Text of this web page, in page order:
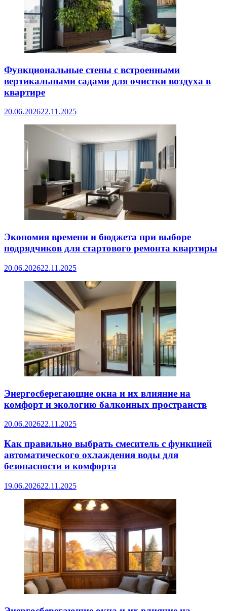
Функциональные стены с встроенными
вертикальными садами для очистки воздуха в
квартире
20.06.202622.11.2025
Экономия времени и бюджета при выборе
подрядчиков для стартового ремонта квартиры
20.06.202622.11.2025
Энергосберегающие окна и их влияние на
комфорт и экологию балконных пространств
20.06.202622.11.2025
Как правильно выбрать смеситель с функцией
автоматического охлаждения воды для
безопасности и комфорта
19.06.202622.11.2025